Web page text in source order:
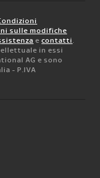
sulle modifiche
e contatti.
in essi
AG e sono
- P.IVA